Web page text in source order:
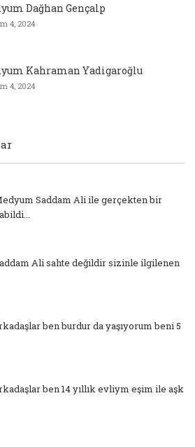
Dağhan Gençalp
4, 2024
Kahraman Yadigaroğlu
4, 2024
Saddam Ali ile gerçekten bir
Ali sahte değildir sizinle ilgilenen
ben burdur da yaşıyorum beni 5
ben 14 yıllık evliym eşim ile aşk